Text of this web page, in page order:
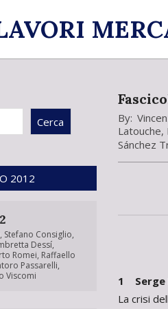
By:
Latouche,
Sánchez
1 Serge
La crisi
Cerca
2012
, Stefano Consiglio,
Dessí,
Romei, Raffaello
Passarelli,
Viscomi